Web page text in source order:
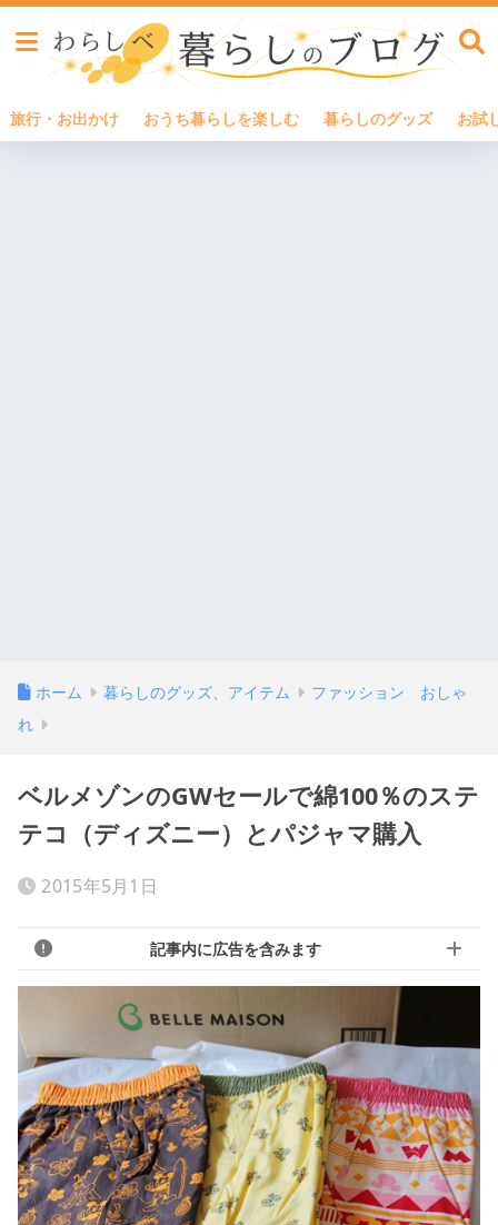
旅行・お出かけ おうち暮らしを楽しむ 暮らしのグッズ お試
ホーム 暮らしのグッズ、アイテム
ファッション おしゃ
れ
ベルメゾンのGWセールで綿100％のステ
テコ（ディズニー）とパジャマ購入
2015年5月1日
記事内に広告を含みます